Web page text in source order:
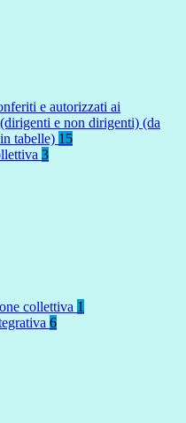
e autorizzati ai
e non dirigenti) (da
tabelle) 15
3
collettiva 1
6